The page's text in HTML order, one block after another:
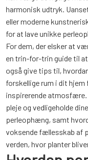
harmonisk udtryk.
eller moderne
for at lave unikke
For dem, der elsker at
en trin-for-trin guide til
også give tips til,
forskellige rum i dit
inspirerende atmosfære.
pleje og vedligeholde
perleophæng, samt
voksende fællesskab af
verden, hvor planter